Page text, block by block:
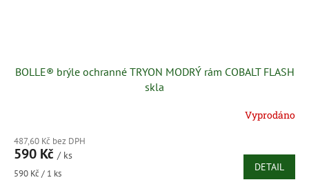
BOLLE® brýle ochranné TRYON MODRÝ rám COBALT FLASH
skla
Vyprodáno
487,60 Kč bez DPH
590 Kč / ks
Měrná
590 Kč / 1 ks
DETAIL